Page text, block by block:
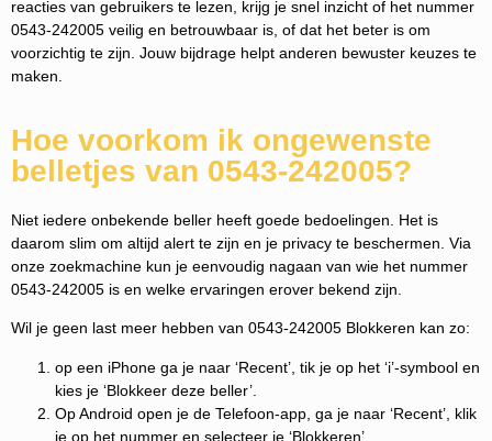
reacties van gebruikers te lezen, krijg je snel inzicht of het nummer
0543-242005 veilig en betrouwbaar is, of dat het beter is om
voorzichtig te zijn. Jouw bijdrage helpt anderen bewuster keuzes te
maken.
Hoe voorkom ik ongewenste
belletjes van 0543-242005?
Niet iedere onbekende beller heeft goede bedoelingen. Het is
daarom slim om altijd alert te zijn en je privacy te beschermen. Via
onze zoekmachine kun je eenvoudig nagaan van wie het nummer
0543-242005 is en welke ervaringen erover bekend zijn.
Wil je geen last meer hebben van 0543-242005 Blokkeren kan zo:
op een iPhone ga je naar ‘Recent’, tik je op het ‘i’-symbool en
kies je ‘Blokkeer deze beller’.
Op Android open je de Telefoon-app, ga je naar ‘Recent’, klik
je op het nummer en selecteer je ‘Blokkeren’.